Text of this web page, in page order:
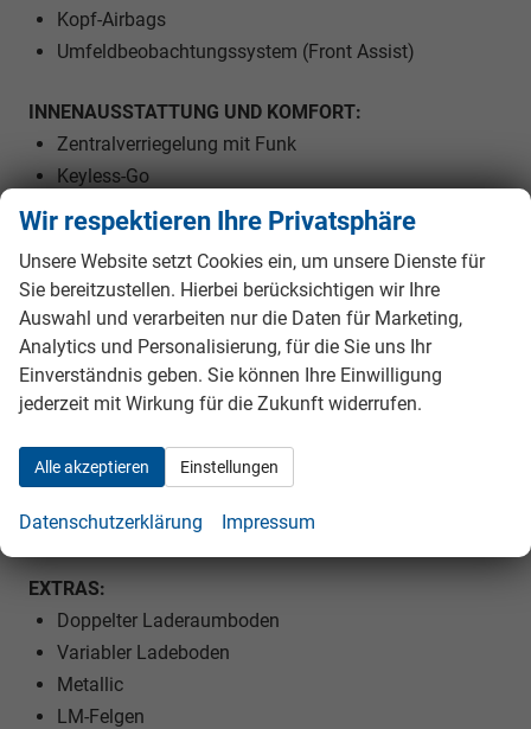
Kopf-Airbags
Umfeldbeobachtungssystem (Front Assist)
INNENAUSSTATTUNG UND KOMFORT:
Zentralverriegelung mit Funk
Keyless-Go
Außenspiegel elektrisch verstellbar
Außenspiegel beheizbar
Außenspiegel elektrisch anklappbar
Elektrische Fensterheber vorne und hinten
Polsterstoff
Vordersitze höhenverstellbar
Armlehnen vorne und hinten
Rücksitzbank teilbar
Lenkradheizung
EXTRAS:
Doppelter Laderaumboden
Variabler Ladeboden
Metallic
LM-Felgen
Wir respektieren Ihre Privatsphäre
Unsere Website setzt Cookies ein, um unsere Dienste für
Sie bereitzustellen. Hierbei berücksichtigen wir Ihre
Auswahl und verarbeiten nur die Daten für Marketing,
Analytics und Personalisierung, für die Sie uns Ihr
Einverständnis geben. Sie können Ihre Einwilligung
jederzeit mit Wirkung für die Zukunft widerrufen.
Alle akzeptieren Einstellungen
Datenschutzerklärung Impressum